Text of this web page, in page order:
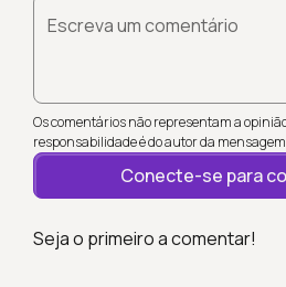
Escreva um comentário
Os comentários não representam a
responsabilidade é do autor da
Conecte-se para
Seja o primeiro a comentar!